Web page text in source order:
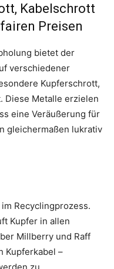
Kabelschrott
Preisen
bietet der
verschiedener
Kupferschrott,
Diese Metalle erzielen
eine Veräußerung für
gleichermaßen lukrativ
Recyclingprozess.
Kupfer in allen
Millberry und Raff
Kupferkabel –
zu